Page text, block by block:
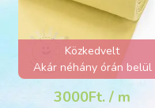
Közkedvelt
Akár néhány órán belül
elfogyhat!
3000Ft. / m